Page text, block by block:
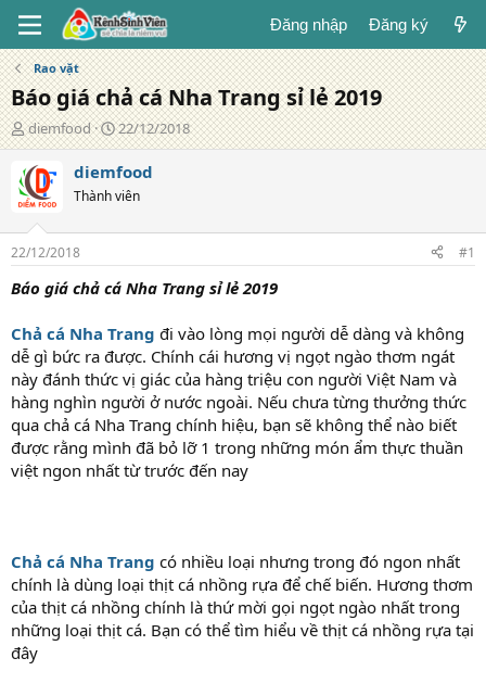
Đăng nhập Đăng ký
Rao vặt
Báo giá chả cá Nha Trang sỉ lẻ 2019
T
á
c
g
i
ả
diemfood
N
g
à
y
đ
g
22/12/2018
diemfood
Thành viên
22/12/2018 #1
Báo giá chả cá Nha Trang sỉ lẻ 2019
Chả cá Nha Trang đi vào lòng mọi người dễ dàng và không
dễ gì bức ra được. Chính cái hương vị ngọt ngào thơm ngát
này đánh thức vị giác của hàng triệu con người Việt Nam và
hàng nghìn người ở nước ngoài. Nếu chưa từng thưởng thức
qua chả cá Nha Trang chính hiệu, bạn sẽ không thể nào biết
được rằng mình đã bỏ lỡ 1 trong những món ẩm thực thuần
việt ngon nhất từ trước đến nay
Chả cá Nha Trang có nhiều loại nhưng trong đó ngon nhất
chính là dùng loại thịt cá nhồng rựa để chế biến. Hương thơm
của thịt cá nhồng chính là thứ mời gọi ngọt ngào nhất trong
những loại thịt cá. Bạn có thể tìm hiểu về thịt cá nhồng rựa tại
đây